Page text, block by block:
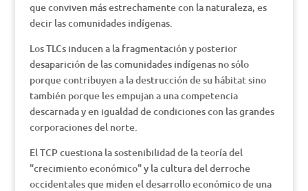
que conviven más estrechamente con la naturaleza, es
decir las comunidades indígenas.
Los TLCs inducen a la fragmentación y posterior
desaparición de las comunidades indígenas no sólo
porque contribuyen a la destrucción de su hábitat sino
también porque les empujan a una competencia
descarnada y en igualdad de condiciones con las grandes
corporaciones del norte.
El TCP cuestiona la sostenibilidad de la teoría del
"crecimiento económico" y la cultura del derroche
occidentales que miden el desarrollo económico de una